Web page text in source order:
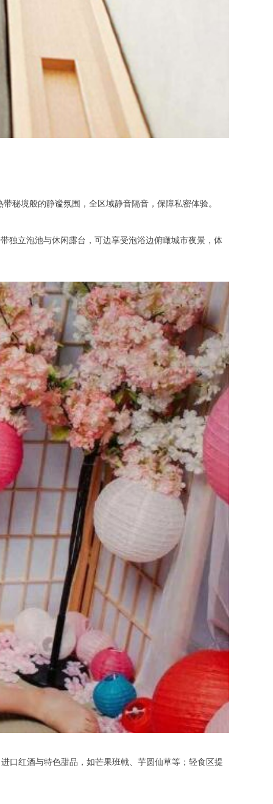
境般的静谧氛围，全区域静音隔音，保障私密体验。
立泡池与休闲露台，可边享受泡浴边俯瞰城市夜景，体
红酒与特色甜品，如芒果班戟、芋圆仙草等；轻食区提